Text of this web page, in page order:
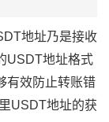
地址乃是接收
USDT地址格式
有效防止转账错
USDT地址的获